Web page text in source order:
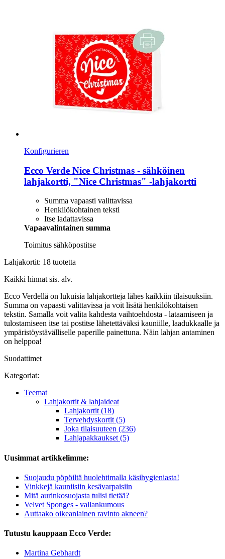
Konfigurieren
Ecco Verde Nice Christmas -​ sähköinen
lahjakortti, "Nice Christmas" -​lahjakortti
Summa vapaasti valittavissa
Henkilökohtainen teksti
Itse ladattavissa
Vapaavalintainen summa
Toimitus sähköpostitse
Lahjakortit: 18 tuotetta
Kaikki hinnat sis. alv.
Ecco Verdellä on lukuisia lahjakortteja lähes kaikkiin tilaisuuksiin.
Summa on vapaasti valittavissa ja voit lisätä henkilökohtaisen
tekstin. Samalla voit valita kahdesta vaihtoehdosta - lataamiseen ja
tulostamiseen itse tai postitse lähetettäväksi kauniille, laadukkaalle ja
ympäristöystävälliselle paperille painettuna. Näin lahjan antaminen
on helppoa!
Suodattimet
Kategoriat:
Teemat
Lahjakortit & lahjaideat
Lahjakortit (18)
Tervehdyskortit (5)
Joka tilaisuuteen (236)
Lahjapakkaukset (5)
Uusimmat artikkelimme:
Suojaudu pöpöiltä huolehtimalla käsihygieniasta!
Vinkkejä kauniisiin kesävarpaisiin
Mitä aurinkosuojasta tulisi tietää?
Velvet Sponges - vallankumous
Auttaako oikeanlainen ravinto akneen?
Tutustu kauppaan Ecco Verde:
Martina Gebhardt